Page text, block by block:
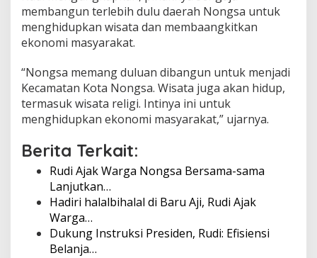
membangun terlebih dulu daerah Nongsa untuk
menghidupkan wisata dan membaangkitkan
ekonomi masyarakat.
“Nongsa memang duluan dibangun untuk menjadi
Kecamatan Kota Nongsa. Wisata juga akan hidup,
termasuk wisata religi. Intinya ini untuk
menghidupkan ekonomi masyarakat,” ujarnya.
Berita Terkait:
Rudi Ajak Warga Nongsa Bersama-sama
Lanjutkan…
Hadiri halalbihalal di Baru Aji, Rudi Ajak
Warga…
Dukung Instruksi Presiden, Rudi: Efisiensi
Belanja…